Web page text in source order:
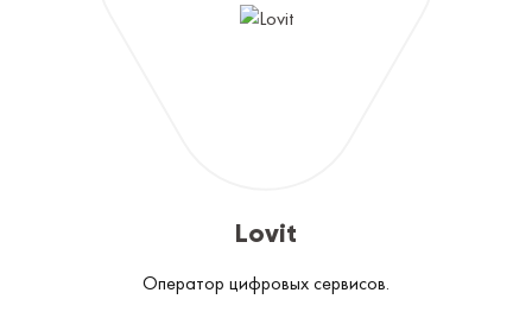
Lovit
Оператор цифровых сервисов.